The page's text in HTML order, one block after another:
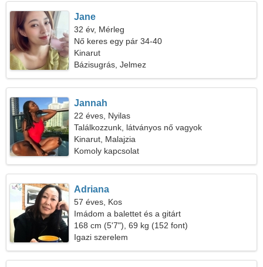
Jane
32 év, Mérleg
Nő keres egy pár 34-40
Kinarut
Bázisugrás, Jelmez
Jannah
22 éves, Nyilas
Találkozzunk, látványos nő vagyok
Kinarut, Malajzia
Komoly kapcsolat
Adriana
57 éves, Kos
Imádom a balettet és a gitárt
168 cm (5'7"), 69 kg (152 font)
Igazi szerelem